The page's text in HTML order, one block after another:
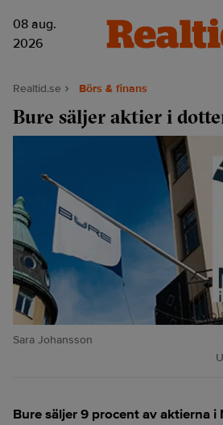
08 aug.
2026
Realtid.se Börs & finans
Bure säljer aktier i
Sara Johansson
Bure säljer 9 procent av aktierna